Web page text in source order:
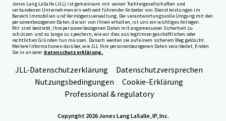
Jones Lang LaSalle (JLL) ist gemeinsam mit seinen Tochtergesellschaften und
verbundenen Unternehmen ein weltweit führender Anbieter von Dienstleistungen im
Bereich Immobilien und Vermögensverwaltung. Der verantwortungsvolle Umgang mit den
personenbezogenen Daten, die wir von Ihnen erhalten, ist uns ein wichtiges Anliegen.
Wir sind bestrebt, Ihre personenbezogenen Daten mit angemessener Sicherheit zu
schützen und so lange zu speichern, wie wir dies aus legitimen geschäftlichen oder
rechtlichen Gründen tun müssen. Danach werden sie auf einem sicherem Weg gelöscht.
Weitere Informationen darüber, wie JLL Ihre personenbezogenen Daten verarbeitet, finden
Sie in unserer Datenschutzerklärung.
JLL-Datenschutzerklärung
Datenschutzversprechen
Nutzungsbedingungen
Cookie-Erklärung
Professional & regulatory
Copyright 2026 Jones Lang LaSalle, IP, Inc.